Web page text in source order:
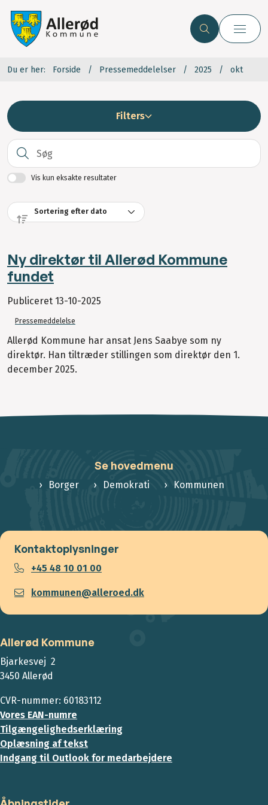
Du er her: Forside Pressemeddelelser 2025 okt
Filters
Vis kun eksakte resultater
Ny direktør til Allerød Kommune
fundet
Publiceret 13-10-2025
Pressemeddelelse
Allerød Kommune har ansat Jens Saabye som ny
direktør. Han tiltræder stillingen som direktør den 1.
december 2025.
Se hovedmenu
Borger Demokrati Kommunen
Kontaktoplysninger
+45 48 10 01 00
kommunen@alleroed.dk
Allerød Kommune
Bjarkesvej 2
3450 Allerød
CVR-nummer: 60183112
Vores EAN-numre
Tilgængelighedserklæring
Oplæsning af tekst
Indgang til Outlook for medarbejdere